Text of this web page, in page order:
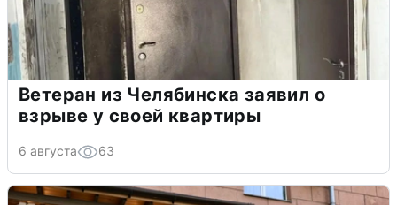
Ветеран из Челябинска заявил о
взрыве у своей квартиры
6 августа 63